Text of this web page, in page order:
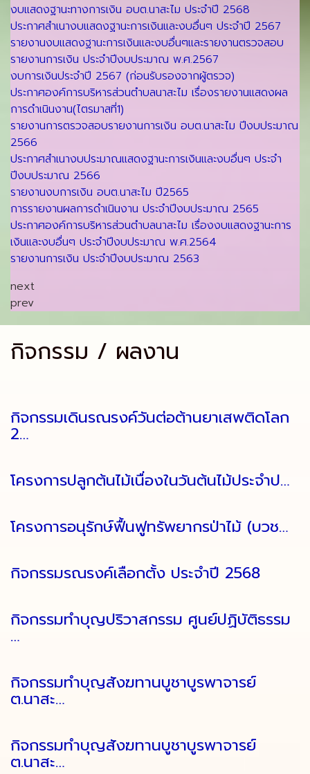
งบแสดงฐานะทางการเงิน อบต.นาสะไม ประจำปี 2568
ประกาศสำเนางบแสดงฐานะการเงินและงบอื่นๆ ประจำปี 2567
รายงานงบแสดงฐานะการเงินและงบอื่นๆและรายงานตรวจสอบ
รายงานการเงิน ประจำปีงบประมาณ พ.ศ.2567
งบการเงินประจำปี 2567 (ก่อนรับรองจากผู้ตรวจ)
ประกาศองค์การบริหารส่วนตำบลนาสะไม เรื่องรายงานแสดงผล
การดำเนินงาน(ไตรมาสที่1)
รายงานการตรวจสอบรายงานการเงิน อบต.นาสะไม ปีงบประมาณ
2566
ประกาศสำเนางบประมาณแสดงฐานะการเงินและงบอื่นๆ ประจำ
ปีงบประมาณ 2566
รายงานงบการเงิน อบต.นาสะไม ปี2565
การรายงานผลการดำเนินงาน ประจำปีงบประมาณ 2565
ประกาศองค์การบริหารส่วนตำบลนาสะไม เรื่องงบแสดงฐานะการ
เงินและงบอื่นๆ ประจำปีงบประมาณ พ.ศ.2564
รายงานการเงิน ประจำปีงบประมาณ 2563
next
prev
กิจกรรม / ผลงาน
กิจกรรมเดินรณรงค์วันต่อต้านยาเสพติดโลก
2…
โครงการปลูกต้นไม้เนื่องในวันต้นไม้ประจำป…
โครงการอนุรักษ์ฟื้นฟูทรัพยากรป่าไม้ (บวช…
กิจกรรมรณรงค์เลือกตั้ง ประจำปี 2568
กิจกรรมทำบุญปริวาสกรรม ศูนย์ปฏิบัติธรรม
…
กิจกรรมทำบุญสังฆทานบูชาบูรพาจารย์
ต.นาสะ…
กิจกรรมทำบุญสังฆทานบูชาบูรพาจารย์
ต.นาสะ…